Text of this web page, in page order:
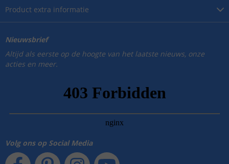
Product extra informatie
Nieuwsbrief
Altijd als eerste op de hoogte van het laatste nieuws, onze
acties en meer.
Volg ons op Social Media